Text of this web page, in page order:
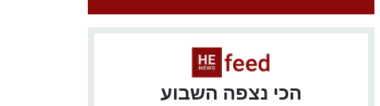
הכי נצפה השבוע